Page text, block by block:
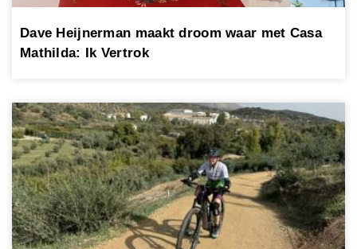
Dave Heijnerman maakt droom waar met Casa
Mathilda: Ik Vertrok